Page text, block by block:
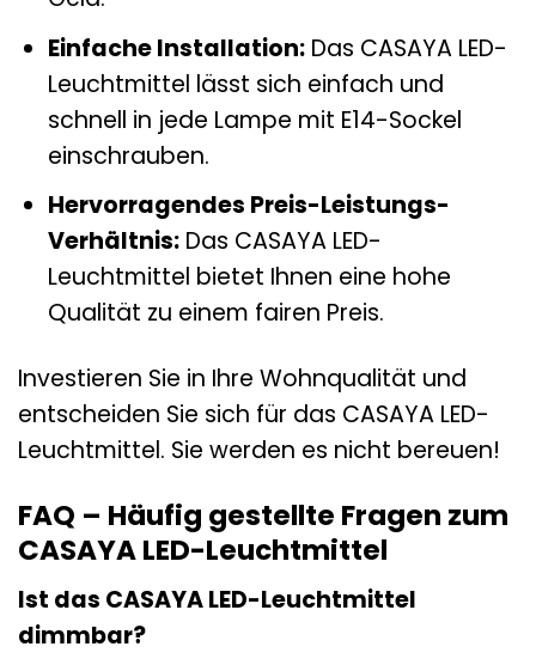
Einfache Installation:Das CASAYA LED-
Leuchtmittel lässt sich einfach und
schnell in jede Lampe mit E14-Sockel
einschrauben.
Hervorragendes Preis-Leistungs-
Verhältnis:Das CASAYA LED-
Leuchtmittel bietet Ihnen eine hohe
Qualität zu einem fairen Preis.
Investieren Sie in Ihre Wohnqualität und
entscheiden Sie sich für das CASAYA LED-
Leuchtmittel. Sie werden es nicht bereuen!
FAQ – Häufig gestellte Fragen zum
CASAYA LED-Leuchtmittel
Ist das CASAYA LED-Leuchtmittel
dimmbar?